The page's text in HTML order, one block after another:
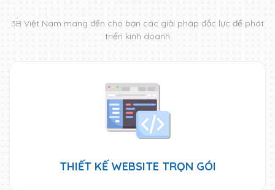
3B Việt Nam mang đến cho bạn các giải pháp đắc lực để phát
triển kinh doanh
THIẾT KẾ WEBSITE TRỌN GÓI